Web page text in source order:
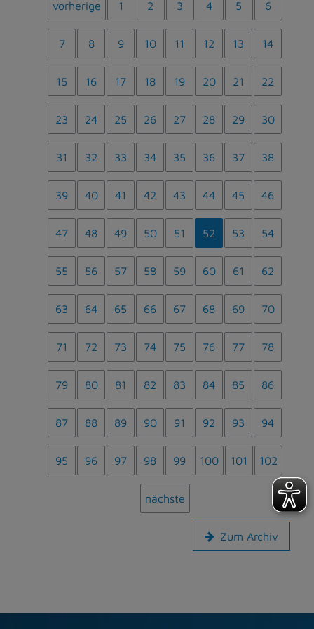
vorherige 1 2 3 4 5 6
7 8 9 10 11 12 13 14
15 16 17 18 19 20 21 22
23 24 25 26 27 28 29 30
31 32 33 34 35 36 37 38
39 40 41 42 43 44 45 46
47 48 49 50 51 52 53 54
55 56 57 58 59 60 61 62
63 64 65 66 67 68 69 70
71 72 73 74 75 76 77 78
79 80 81 82 83 84 85 86
87 88 89 90 91 92 93 94
95 96 97 98 99 100 101 102
nächste
Zum Archiv